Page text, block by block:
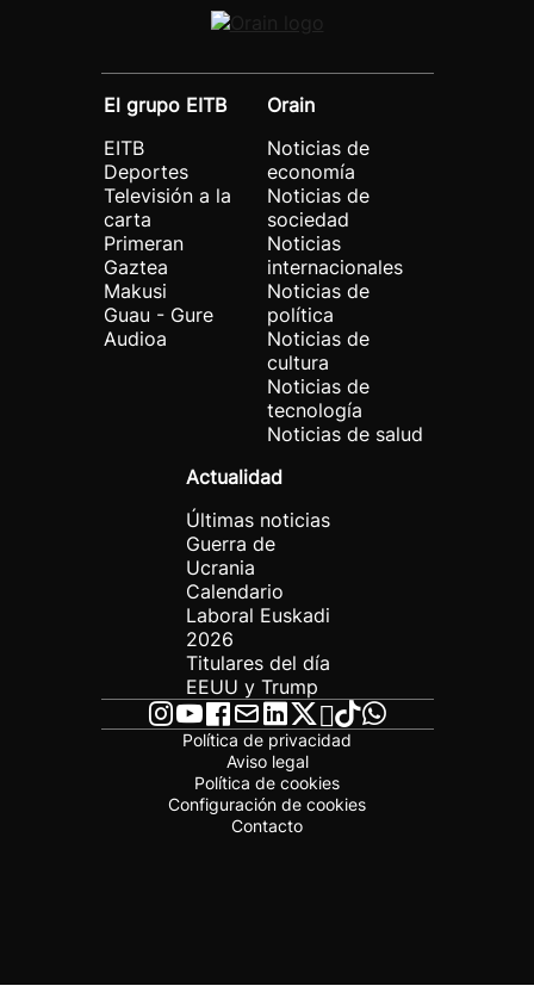
El grupo EITB
EITB
Deportes
Televisión a la
carta
Primeran
Gaztea
Makusi
Guau - Gure
Audioa
Orain
Noticias de
economía
Noticias de
sociedad
Noticias
internacionales
Noticias de
política
Noticias de
cultura
Noticias de
tecnología
Noticias de salud
Actualidad
Últimas noticias
Guerra de
Ucrania
Calendario
Laboral Euskadi
2026
Titulares del día
EEUU y Trump
Política de privacidad
Aviso legal
Política de cookies
Configuración de cookies
Contacto